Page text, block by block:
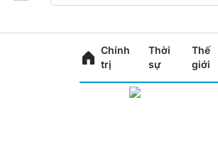
Chính
trị
Thời
sự
Thế
giới